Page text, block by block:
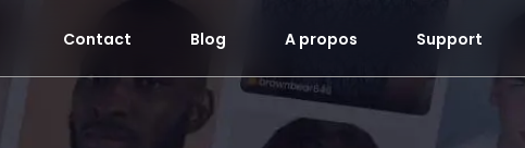
Contact Blog A propos Support